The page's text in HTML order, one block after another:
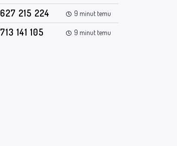
627 215 224 9 minut temu
713 141 105 9 minut temu